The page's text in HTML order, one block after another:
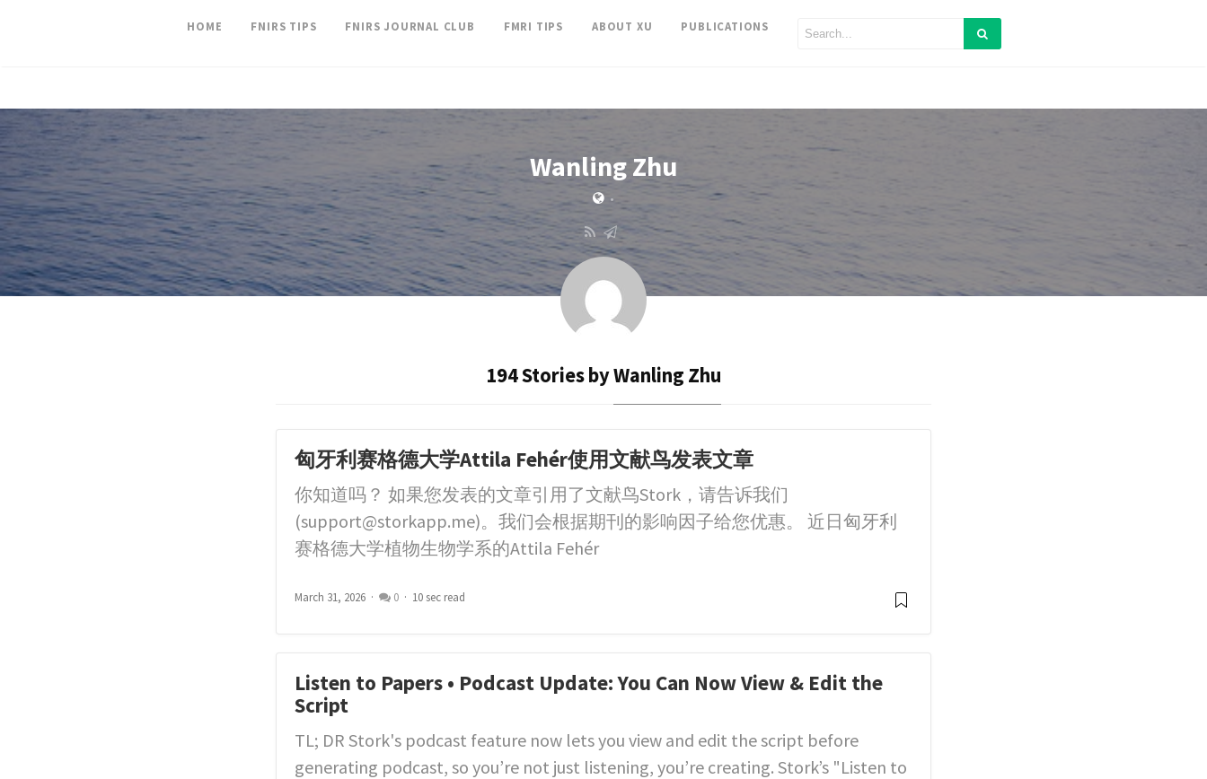
HOME FNIRS TIPS FNIRS JOURNAL CLUB FMRI TIPS ABOUT XU PUBLICATIONS
Wanling Zhu
•
194 Stories byWanling Zhu
匈牙利赛格德大学Attila Fehér使用文献鸟发表文章
你知道吗？ 如果您发表的文章引用了文献鸟Stork，请告诉我们
(support@storkapp.me)。我们会根据期刊的影响因子给您优惠。 近日匈牙利
赛格德大学植物生物学系的Attila Fehér
March 31, 2026 0 10 sec read
Listen to Papers • Podcast Update: You Can Now View & Edit the
Script
TL; DR Stork's podcast feature now lets you view and edit the script before
generating podcast, so you’re not just listening, you’re creating. Stork’s "Listen to